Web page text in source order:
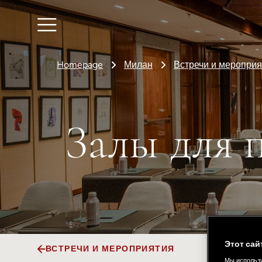
Homepage Милан Встречи и
Залы для
ВСТРЕЧИ И МЕРОПРИЯТИЯ Этот
Мы